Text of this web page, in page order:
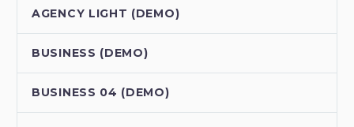
AGENCY LIGHT (DEMO)
BUSINESS (DEMO)
BUSINESS 04 (DEMO)